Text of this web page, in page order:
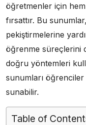
öğretmenler için
fırsattır. Bu
pekiştirmelerine
öğrenme süreçlerini
doğru yöntemleri
sunumları
sunabilir.
Table of